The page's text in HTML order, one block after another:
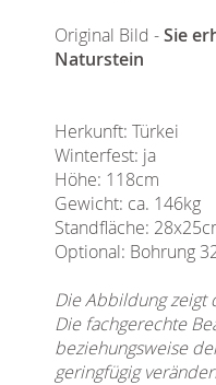
Original Bild -Sie
Naturstein
Herkunft: Türkei
Winterfest: ja
Höhe: 118cm
Gewicht: ca. 146kg
Standfläche:
Optional: Bohrung
Die Abbildung zeigt
Die fachgerechte
beziehungsweise
geringfügig